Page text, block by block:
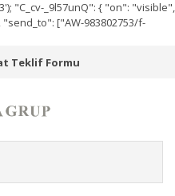
"C_cv-_9l57unQ": { "on": "visible",
["AW-983802753/f-
Teklif Formu